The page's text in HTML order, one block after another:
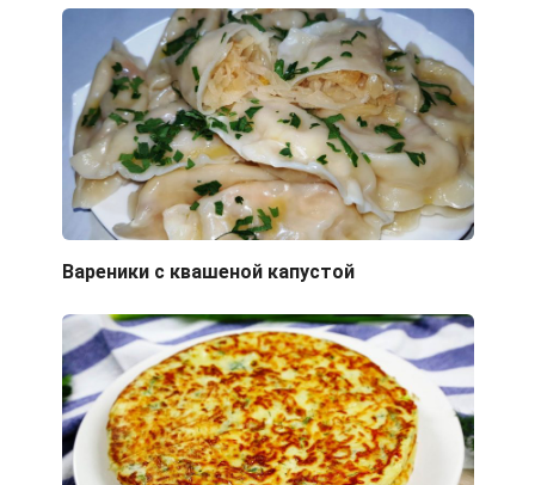
Вареники с квашеной капустой